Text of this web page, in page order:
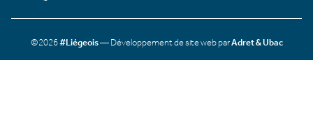
©2026#Liégeois— Développement de site web parAdret & Ubac